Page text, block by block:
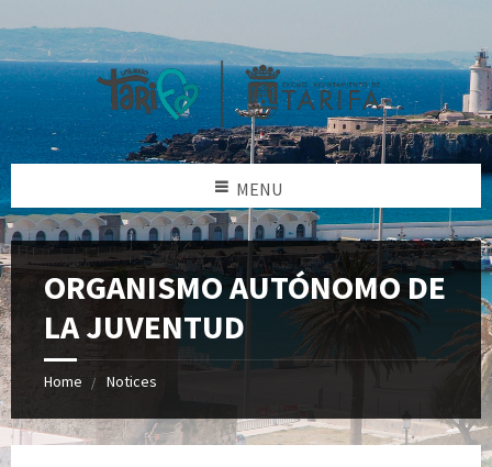
MENU
ORGANISMO AUTÓNOMO DE
LA JUVENTUD
Home Notices